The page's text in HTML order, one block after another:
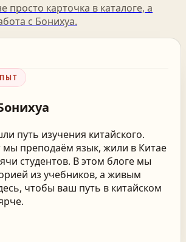
просто карточка в каталоге, а
с Бонихуа.
путь изучения китайского.
мы преподаём язык, жили в Китае
студентов. В этом блоге мы
из учебников, а живым
чтобы ваш путь в китайском